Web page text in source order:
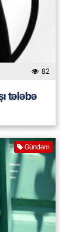
82
tələbə
Gündəm